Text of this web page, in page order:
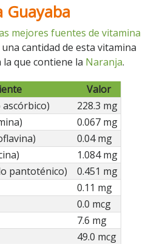
Guayaba
mejores fuentes de vitamina
cantidad de esta vitamina
que contiene la Naranja.
Valor
ascórbico)
228.3 mg
0.067 mg
0.04 mg
1.084 mg
pantoténico)
0.451 mg
0.11 mg
0.0 mcg
7.6 mg
49.0 mcg